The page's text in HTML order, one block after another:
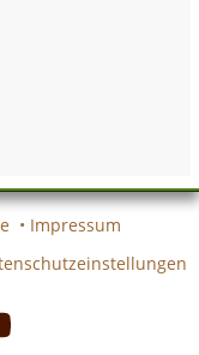
• Impressum